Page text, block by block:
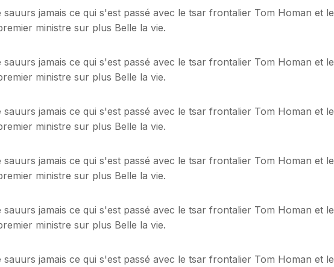
jamais ce qui s'est passé avec le tsar frontalier Tom Homan et le
ministre sur plus Belle la vie.
jamais ce qui s'est passé avec le tsar frontalier Tom Homan et le
ministre sur plus Belle la vie.
jamais ce qui s'est passé avec le tsar frontalier Tom Homan et le
ministre sur plus Belle la vie.
jamais ce qui s'est passé avec le tsar frontalier Tom Homan et le
ministre sur plus Belle la vie.
jamais ce qui s'est passé avec le tsar frontalier Tom Homan et le
ministre sur plus Belle la vie.
jamais ce qui s'est passé avec le tsar frontalier Tom Homan et le